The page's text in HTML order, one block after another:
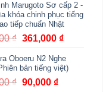
là:
170,000 ₫.
tại
là:
Marugoto Sơ cấp 2 -
khóa chinh phục tiếng
tiếp chuẩn Nhật
₫ Giá
là:
380,000 ₫.
361,000 ₫Giá
tại
là:
Oboeru N2 Nghe
bản tiếng việt)
₫ Giá
90,000 ₫Giá